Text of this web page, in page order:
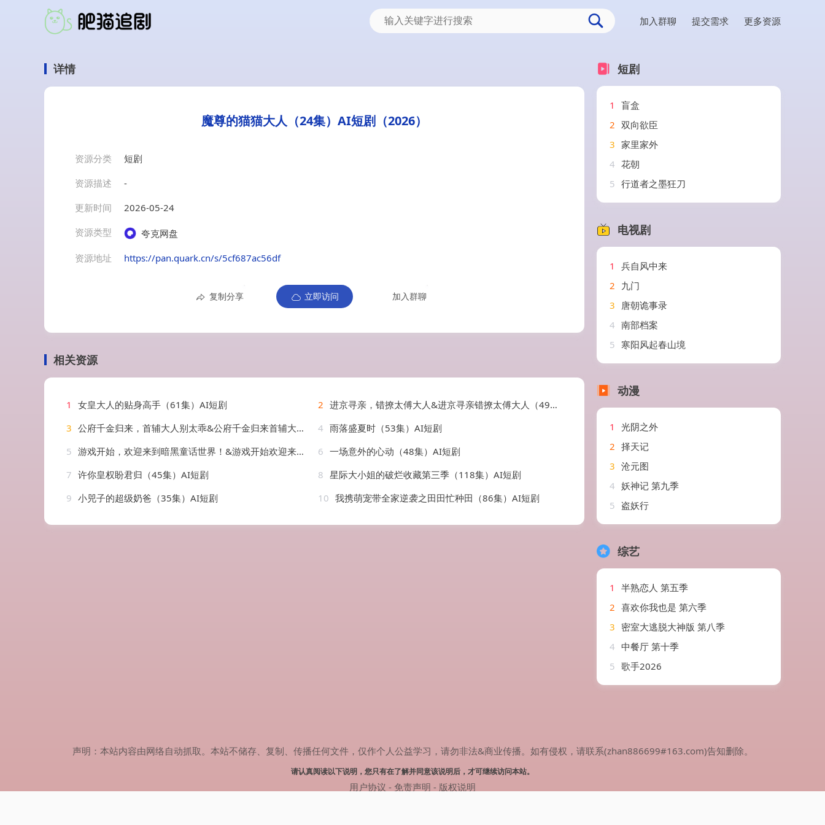
加入群聊 提交需求 更多资源
详情
魔尊的猫猫大人（24集）AI短剧（2026）
资源分类
短剧
资源描述
-
更新时间
2026-05-24
资源类型
夸克网盘
资源地址
https://pan.quark.cn/s/5cf687ac56df
复制分享 立即访问 加入群聊
相关资源
1 女皇大人的贴身高手（61集）AI短剧 2 进京寻亲，错撩太傅大人&进京寻亲错撩太傅大人（49集）AI短剧
3 公府千金归来，首辅大人别太乖&公府千金归来首辅大人别太乖（114集）AI短剧 4 雨落盛夏时（53集）AI短剧
5 游戏开始，欢迎来到暗黑童话世界！&游戏开始欢迎来到暗黑童话世界（93集）AI短剧 6 一场意外的心动（48集）AI短剧
7 许你皇权盼君归（45集）AI短剧 8 星际大小姐的破烂收藏第三季（118集）AI短剧
9 小兕子的超级奶爸（35集）AI短剧 10 我携萌宠带全家逆袭之田田忙种田（86集）AI短剧
短剧
1
盲盒
2 双向欲臣
3 家里家外
4 花朝
5 行道者之墨狂刀
电视剧
1
兵自风中来
2 九门
3 唐朝诡事录
4 南部档案
5 寒阳风起春山境
动漫
1
光阴之外
2 择天记
3 沧元图
4 妖神记 第九季
5 盗妖行
综艺
1
半熟恋人 第五季
2 喜欢你我也是 第六季
3 密室大逃脱大神版 第八季
4 中餐厅 第十季
5 歌手2026
声明：本站内容由网络自动抓取。本站不储存、复制、传播任何文件，仅作个人公益学习，请勿非法&商业传播。如有侵权，请联系(zhan886699#163.com)告知删除。
请认真阅读以下说明，您只有在了解并同意该说明后，才可继续访问本站。
用户协议 - 免责声明 - 版权说明